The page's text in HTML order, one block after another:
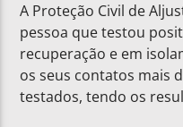
A Proteção Civil de
pessoa que testou
recuperação e em
os seus contatos mais
testados, tendo os